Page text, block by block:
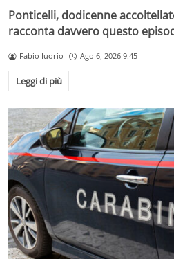
Ponticelli, dodicenne
racconta davvero questo
Fabio Iuorio Ago 6, 2026 9:45
Leggi di più